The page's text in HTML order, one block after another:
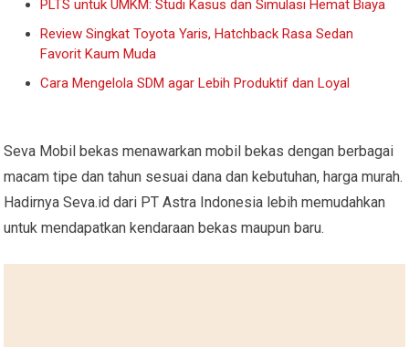
PLTS untuk UMKM: Studi Kasus dan Simulasi Hemat Biaya
Review Singkat Toyota Yaris, Hatchback Rasa Sedan
Favorit Kaum Muda
Cara Mengelola SDM agar Lebih Produktif dan Loyal
Seva Mobil bekas menawarkan mobil bekas dengan berbagai
macam tipe dan tahun sesuai dana dan kebutuhan, harga murah.
Hadirnya Seva.id dari PT Astra Indonesia lebih memudahkan
untuk mendapatkan kendaraan bekas maupun baru.